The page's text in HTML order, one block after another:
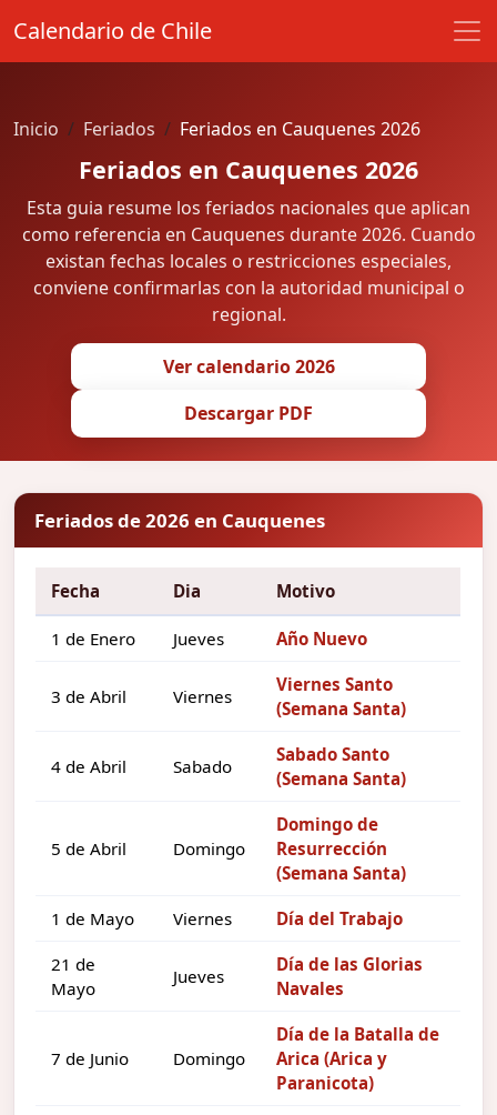
Calendario de Chile
Inicio Feriados Feriados en Cauquenes 2026
Feriados en Cauquenes 2026
Esta guia resume los feriados nacionales que aplican
como referencia en Cauquenes durante 2026. Cuando
existan fechas locales o restricciones especiales,
conviene confirmarlas con la autoridad municipal o
regional.
Ver calendario 2026
Descargar PDF
Feriados de 2026 en Cauquenes
Fecha Dia Motivo
1 de Enero Jueves Año Nuevo
3 de Abril Viernes
Viernes Santo
(Semana Santa)
4 de Abril Sabado
Sabado Santo
(Semana Santa)
5 de Abril Domingo
Domingo de
Resurrección
(Semana Santa)
1 de Mayo Viernes Día del Trabajo
21 de
Mayo
Jueves
Día de las Glorias
Navales
7 de Junio Domingo
Día de la Batalla de
Arica (Arica y
Paranicota)